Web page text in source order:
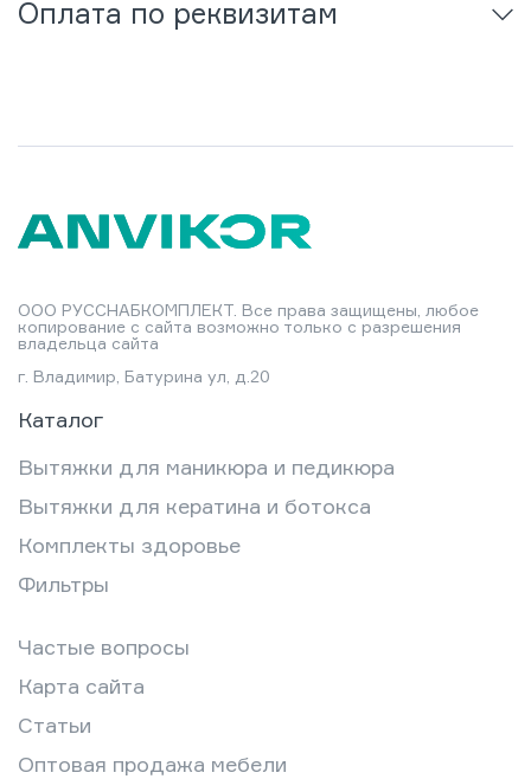
Оплата по реквизитам
ООО РУССНАБКОМПЛЕКТ. Все права защищены, любое
копирование с сайта возможно только с разрешения
владельца сайта
г. Владимир, Батурина ул, д.20
Каталог
Вытяжки для маникюра и педикюра
Вытяжки для кератина и ботокса
Комплекты здоровье
Фильтры
Частые вопросы
Карта сайта
Статьи
Оптовая продажа мебели